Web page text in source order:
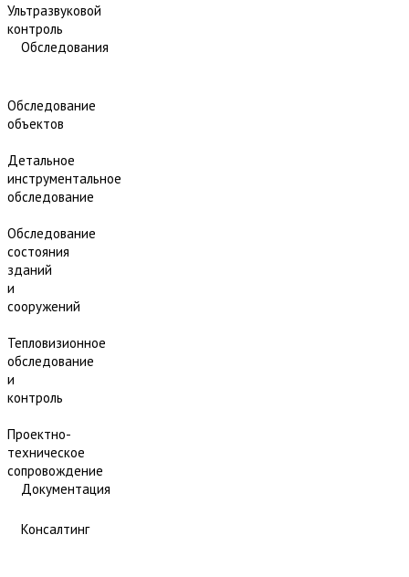
Ультразвуковой
контроль
Обследования
Обследование
объектов
Детальное
инструментальное
обследование
Обследование
состояния
зданий
и
сооружений
Тепловизионное
обследование
и
контроль
Проектно-
техническое
сопровождение
Документация
Консалтинг